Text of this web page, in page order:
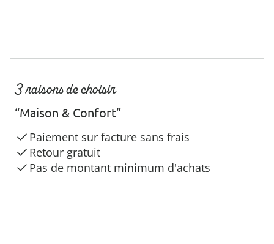
3 raisons de choisir
“Maison & Confort”
Paiement sur facture sans frais
Retour gratuit
Pas de montant minimum d'achats